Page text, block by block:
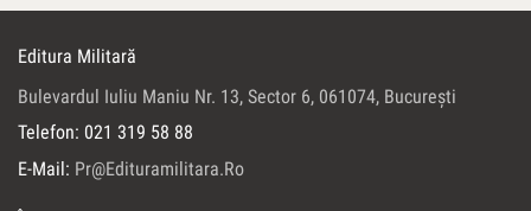
Editura Militară
Bulevardul Iuliu Maniu Nr. 13, Sector 6, 061074, Bucureşti
Telefon: 021 319 58 88
E-Mail: Pr@edituramilitara.ro